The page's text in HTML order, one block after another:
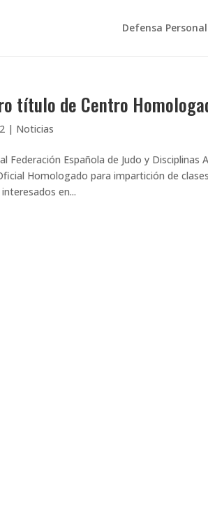
Defensa Personal
título de Centro
| Noticias
Federación Española de Judo y Disciplinas
Homologado para impartición de
en...